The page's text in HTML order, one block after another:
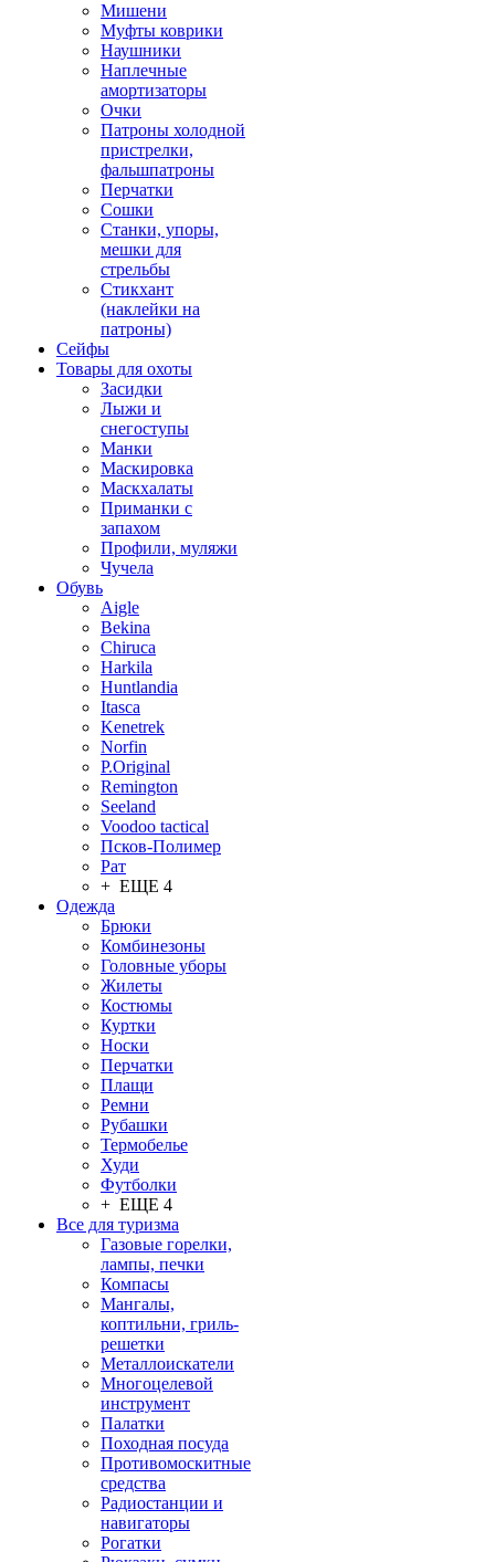
Мишени
Муфты коврики
Наушники
Наплечные
амортизаторы
Очки
Патроны холодной
пристрелки,
фальшпатроны
Перчатки
Сошки
Станки, упоры,
мешки для
стрельбы
Стикхант
(наклейки на
патроны)
Сейфы
Товары для охоты
Засидки
Лыжи и
снегоступы
Манки
Маскировка
Маскхалаты
Приманки с
запахом
Профили, муляжи
Чучела
Обувь
Aigle
Bekina
Chiruсa
Harkila
Huntlandia
Itasca
Kenetrek
Norfin
P.Original
Remington
Seeland
Voodoo tactical
Псков-Полимер
Рат
+ ЕЩЕ 4
Одежда
Брюки
Комбинезоны
Головные уборы
Жилеты
Костюмы
Куртки
Носки
Перчатки
Плащи
Ремни
Рубашки
Термобелье
Худи
Футболки
+ ЕЩЕ 4
Все для туризма
Газовые горелки,
лампы, печки
Компасы
Мангалы,
коптильни, гриль-
решетки
Металлоискатели
Многоцелевой
инструмент
Палатки
Походная посуда
Противомоскитные
средства
Радиостанции и
навигаторы
Рогатки